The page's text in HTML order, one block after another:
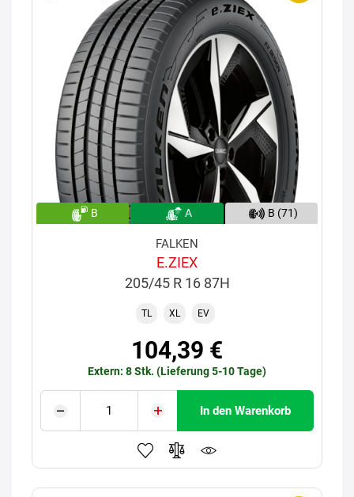
B A B (71)
FALKEN
E.ZIEX
205/45 R 16 87H
TL XL EV
104,39 €
Extern: 8 Stk. (Lieferung 5-10 Tage)
In den Warenkorb